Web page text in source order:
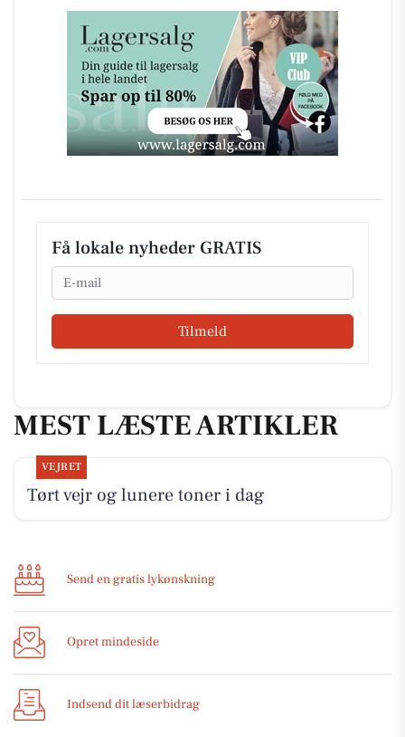
Få lokale nyheder GRATIS
Email
Tilmeld
MEST LÆSTE ARTIKLER
VEJRET
Tørt vejr og lunere toner i dag
Send en gratis lykønskning
Opret mindeside
Indsend dit læserbidrag